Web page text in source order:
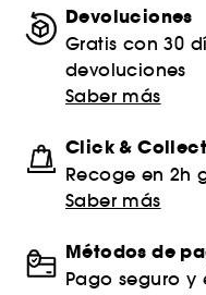
Devoluciones
Gratis con 30
devoluciones
Saber más
Click & Collect
Recoge en 2h
Saber más
Métodos de
Pago seguro y